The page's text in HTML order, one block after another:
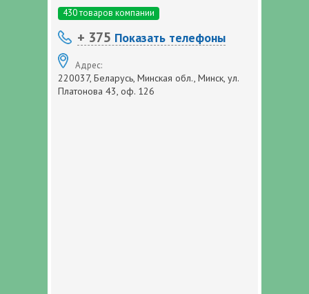
430 товаров компании
+ 375 Показать телефоны
Адрес:
220037, Беларусь, Минская обл., Минск, ул.
Платонова 43, оф. 126